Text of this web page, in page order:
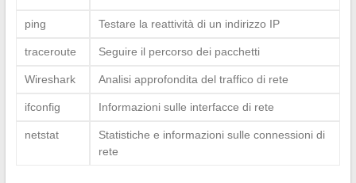
ping Testare la reattività di un indirizzo IP
traceroute Seguire il percorso dei pacchetti
Wireshark Analisi approfondita del traffico di rete
ifconfig Informazioni sulle interfacce di rete
netstat
Statistiche e informazioni sulle connessioni di
rete